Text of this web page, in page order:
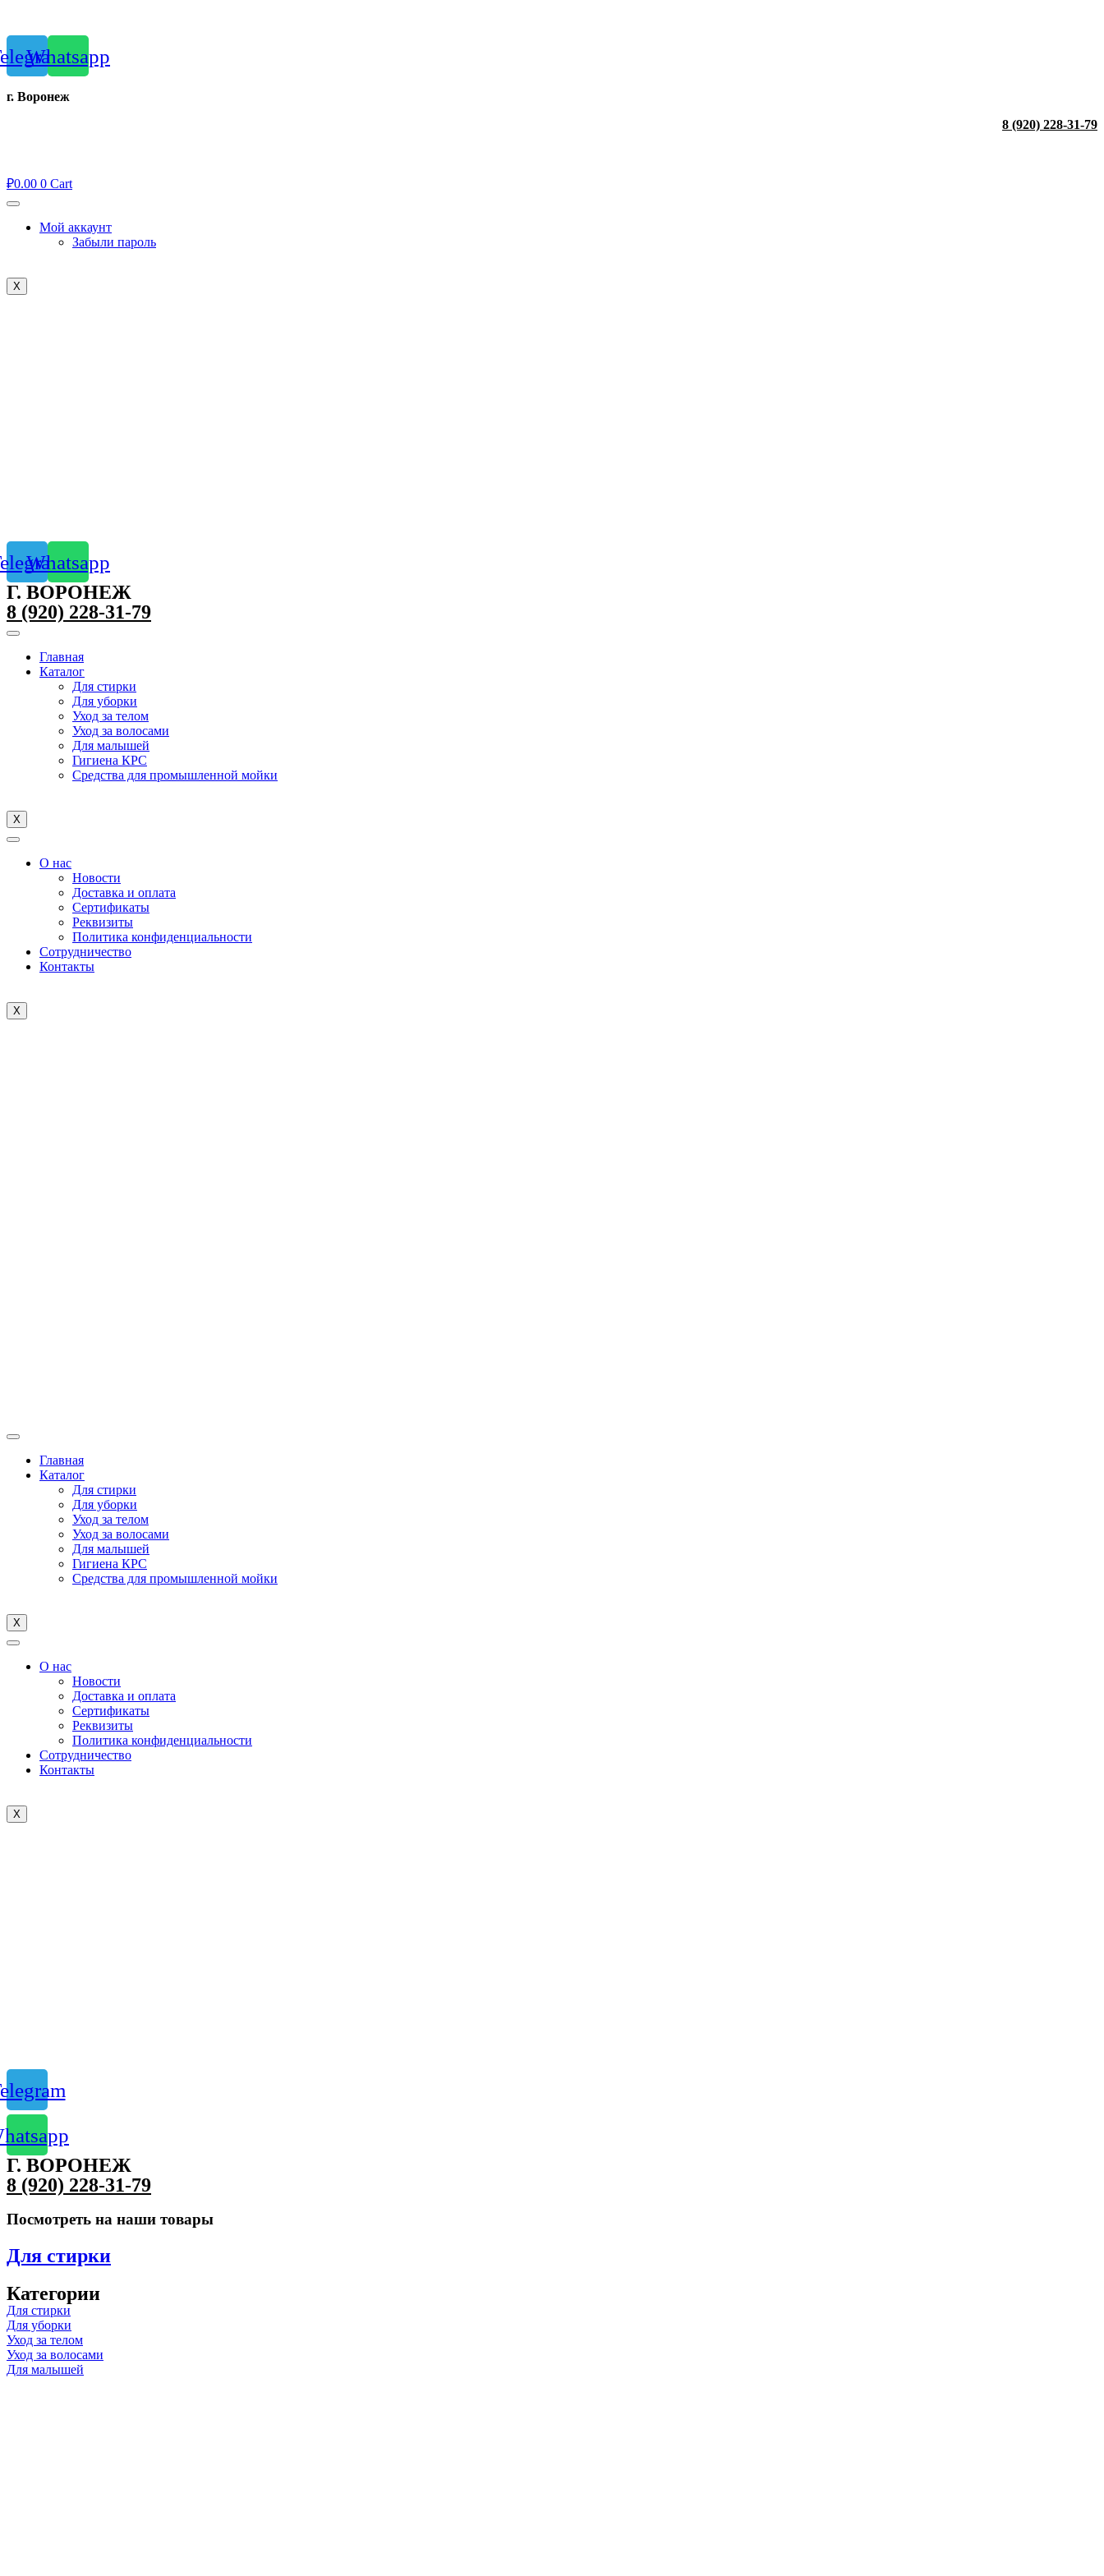
содержимому
Whatsapp
г. Воронеж
8 (920) 228-31-79
₽0.00 0 Cart
Мой аккаунт
Забыли пароль
X
Whatsapp
Г. ВОРОНЕЖ
8 (920) 228-31-79
Главная
Каталог
Для стирки
Для уборки
Уход за телом
Уход за волосами
Для малышей
Гигиена КРС
Средства для промышленной мойки
X
О нас
Новости
Доставка и оплата
Cертификаты
Реквизиты
Политика конфиденциальности
Сотрудничество
Контакты
X
Главная
Каталог
Для стирки
Для уборки
Уход за телом
Уход за волосами
Для малышей
Гигиена КРС
Средства для промышленной мойки
X
О нас
Новости
Доставка и оплата
Cертификаты
Реквизиты
Политика конфиденциальности
Сотрудничество
Контакты
X
Г. ВОРОНЕЖ
8 (920) 228-31-79
Посмотреть на наши товары
Для стирки
Категории
Для стирки
Для уборки
Уход за телом
Уход за волосами
Для малышей